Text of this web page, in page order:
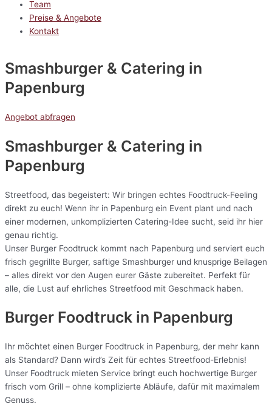
Team
Preise & Angebote
Kontakt
Smashburger & Catering in
Papenburg
Angebot abfragen
Smashburger & Catering in
Papenburg
Streetfood, das begeistert: Wir bringen echtes Foodtruck-Feeling
direkt zu euch! Wenn ihr in Papenburg ein Event plant und nach
einer modernen, unkomplizierten Catering-Idee sucht, seid ihr hier
genau richtig.
Unser Burger Foodtruck kommt nach Papenburg und serviert euch
frisch gegrillte Burger, saftige Smashburger und knusprige Beilagen
– alles direkt vor den Augen eurer Gäste zubereitet. Perfekt für
alle, die Lust auf ehrliches Streetfood mit Geschmack haben.
Burger Foodtruck in Papenburg
Ihr möchtet einen Burger Foodtruck in Papenburg, der mehr kann
als Standard? Dann wird’s Zeit für echtes Streetfood-Erlebnis!
Unser Foodtruck mieten Service bringt euch hochwertige Burger
frisch vom Grill – ohne komplizierte Abläufe, dafür mit maximalem
Genuss.